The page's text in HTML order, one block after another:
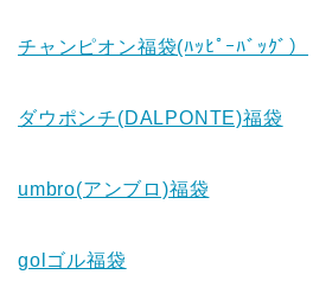
チャンピオン福袋(ﾊｯﾋﾟｰﾊﾞｯｸﾞ）
ダウポンチ(DALPONTE)福袋
umbro(アンブロ)福袋
golゴル福袋